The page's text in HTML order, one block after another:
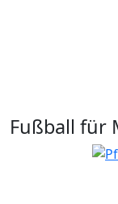
Fußball für